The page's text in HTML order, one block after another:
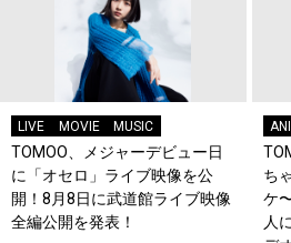
LIVE MOVIE MUSIC
TOMOO、メジャーデビュー日
に「オセロ」ライブ映像を公
開！8月8日に武道館ライブ映像
全編公開を発表！
ち
ケ
人